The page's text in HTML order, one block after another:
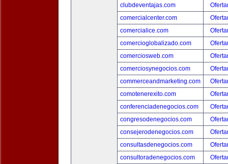
clubdeventajas.com
comercialcenter.com
comercialice.com
comercioglobalizado.com
comerciosweb.com
comerciosynegocios.com
commerceandmarketing.com
comotenerexito.com
conferenciadenegocios.com
congresodenegocios.com
consejerodenegocios.com
consultasdenegocios.com
consultoradenegocios.com